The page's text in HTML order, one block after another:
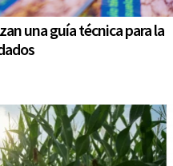
una guía técnica para la